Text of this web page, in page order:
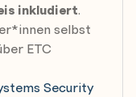
inkludiert.
selbst
ETC
Security